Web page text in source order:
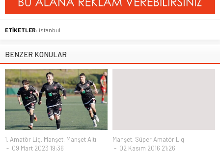
ETİKETLER: istanbul
BENZER KONULAR
1. Amatör Lig, Manşet, Manşet Altı
09 Mart 2023 19:36
Manşet, Süper Amatör Lig
02 Kasım 2016 21:26